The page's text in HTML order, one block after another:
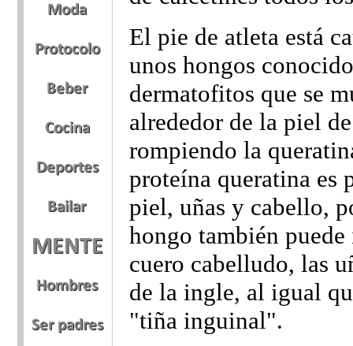
El pie de atleta está
unos hongos
dermatofitos que se
alrededor de la piel
rompiendo la
proteína queratina es
piel, uñas y cabello,
hongo también
cuero cabelludo, las
de la ingle, al igual
"tiña inguinal".